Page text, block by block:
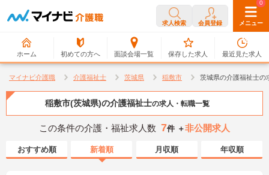
求人検索 会員登録 メニュー
ホーム 初めての方へ 面談会場一覧
0
保存した求人
0
最近見た求人
マイナビ介護職 介護福祉士 茨城県 稲敷市 茨城県の介護福祉士の
稲敷市(茨城県)の介護福祉士の求人・転職一覧
この条件の介護・福祉求人数 7件 ＋非公開求人
おすすめ順 新着順 月収順 年収順